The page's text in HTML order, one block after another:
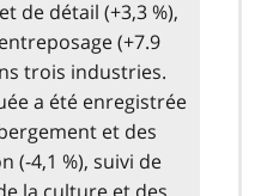
de détail (+3,3 %),
(+7.9
trois industries.
a été enregistrée
et des
(-4,1 %), suivi de
la culture et des